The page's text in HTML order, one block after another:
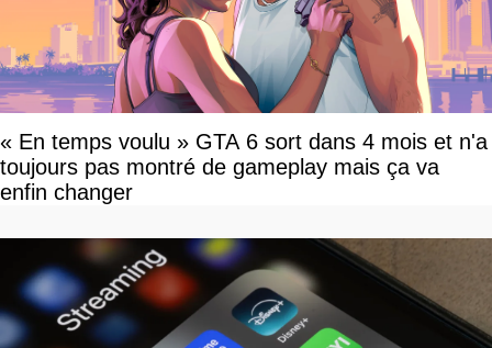
« En temps voulu » GTA 6 sort dans 4 mois et n'a
toujours pas montré de gameplay mais ça va
enfin changer